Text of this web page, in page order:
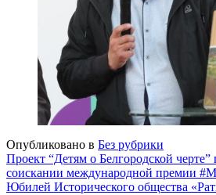
Опубликовано в Без рубрики
Навигация
по
Проект “Детям о Белгородской черте”
соискании международной премии
Юбилей Исторического общества